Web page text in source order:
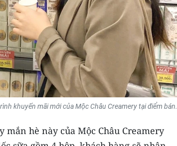
khuyến mãi mới của Mộc Châu Creamery tại điểm bán.
hè này của Mộc Châu Creamery